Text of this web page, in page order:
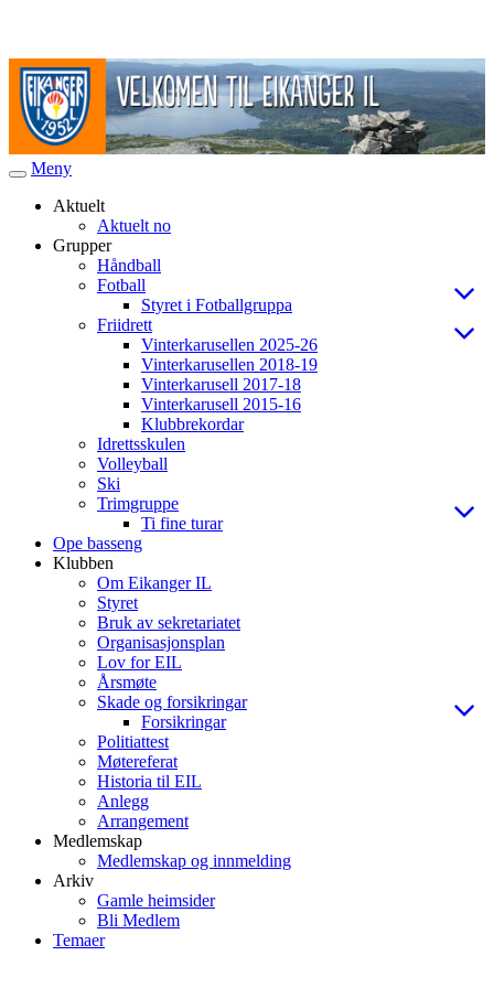
Veksle
navigasjon
Meny
Aktuelt
Aktuelt no
Grupper
Håndball
Fotball
Styret i Fotballgruppa
Friidrett
Vinterkarusellen 2025-26
Vinterkarusellen 2018-19
Vinterkarusell 2017-18
Vinterkarusell 2015-16
Klubbrekordar
Idrettsskulen
Volleyball
Ski
Trimgruppe
Ti fine turar
Ope basseng
Klubben
Om Eikanger IL
Styret
Bruk av sekretariatet
Organisasjonsplan
Lov for EIL
Årsmøte
Skade og forsikringar
Forsikringar
Politiattest
Møtereferat
Historia til EIL
Anlegg
Arrangement
Medlemskap
Medlemskap og innmelding
Arkiv
Gamle heimsider
Bli Medlem
Temaer